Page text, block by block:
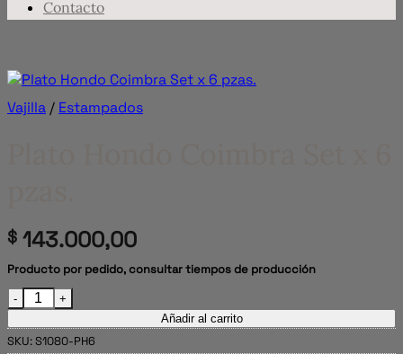
Contacto
Vajilla / Estampados
$ 143.000,00
Producto por pedido, consultar tiempos de producción
Plato Hondo Coimbra Set x 6 pzas. cantidad
Añadir al carrito
SKU:S1080-PH6